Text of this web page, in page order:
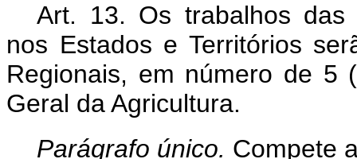
Art. 13. Os trabalhos das
nos Estados e Territórios
Regionais, em número de 5
Geral da Agricultura.
Parágrafo único. Compete